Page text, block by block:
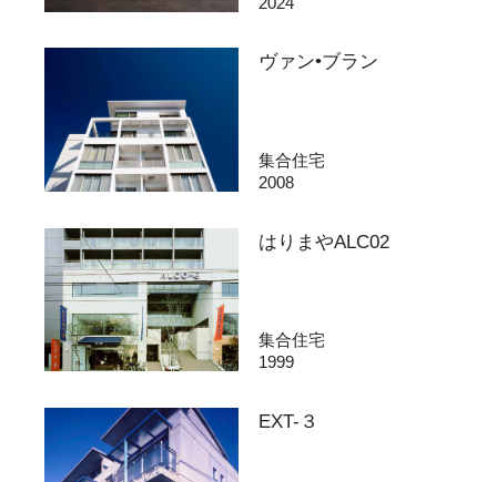
ヴァン•ブラン
集合住宅
2008
はりまやALC02
集合住宅
1999
EXT-３